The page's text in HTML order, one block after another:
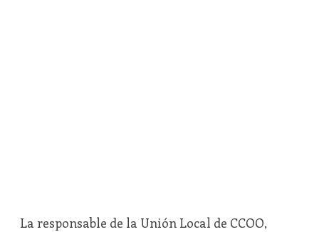
La responsable de la Unión Local de CCOO,